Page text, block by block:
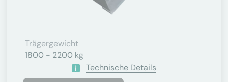
Trägergewicht
1800 - 2200 kg
Technische Details